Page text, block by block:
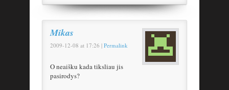
Mikas
2009-12-08 at 17:26 | Permalink
O neaišku kada tiksliau jis
pasirodys?